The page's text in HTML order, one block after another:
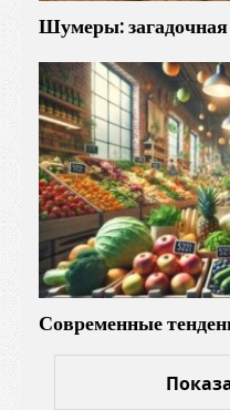
Шумеры:
Современные